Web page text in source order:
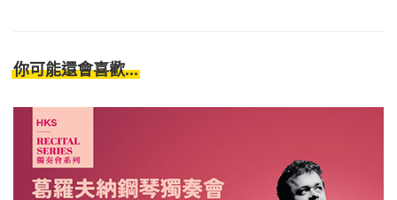
你可能還會喜歡...